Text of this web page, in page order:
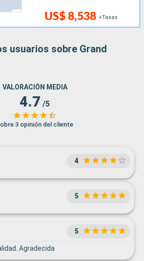
US$ 8,538 +Tasas
usuarios sobre Grand
VALORACIÓN MEDIA
4.7 /5
3 opinión del cliente
4
5
5
Agradecida